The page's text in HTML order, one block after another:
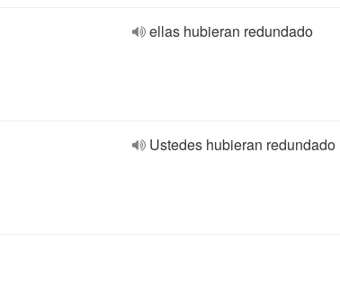
ellas hubieran redundado
Ustedes hubieran redundado